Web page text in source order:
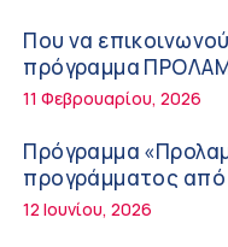
Πώς να προλάβετε
τη διάρροια των
Ευμενής
General): Γιατί η
καθοδηγείται από
Που να
πρόγραμμα
παχυσαρκίας
11 Φεβρουαρίου, 2026
Πρόγραμμα
προγράμματος από
Δωρεάν
12 Ιουνίου, 2026